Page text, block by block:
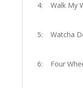
4: Walk My
5: Watcha
6: Four